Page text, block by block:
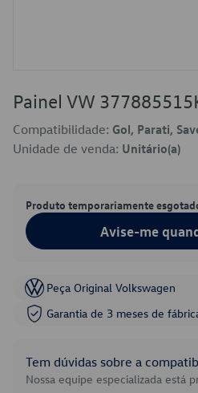
Painel VW
Compatibilidade: Gol, Parati,
Unidade de venda: Unitário(a)
Produto temporariamente
Avise-me
Peça Original Volkswagen
Garantia de 3 meses de
Tem dúvidas sobre a
Nossa equipe especializada está